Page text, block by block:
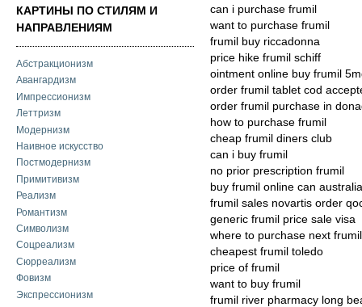
КАРТИНЫ ПО СТИЛЯМ И
НАПРАВЛЕНИЯМ
Абстракционизм
Авангардизм
Импрессионизм
Леттризм
Модернизм
Наивное искусство
Постмодернизм
Примитивизм
Реализм
Романтизм
Символизм
Соцреализм
Сюрреализм
Фовизм
Экспрессионизм
can i purchase frumil
want to purchase frumil
frumil buy riccadonna
price hike frumil schiff
ointment online buy frumil
order frumil tablet cod
order frumil purchase in
how to purchase frumil
cheap frumil diners club
can i buy frumil
no prior prescription frumil
buy frumil online can australia
frumil sales novartis order
generic frumil price sale visa
where to purchase next frumil
cheapest frumil toledo
price of frumil
want to buy frumil
frumil river pharmacy long